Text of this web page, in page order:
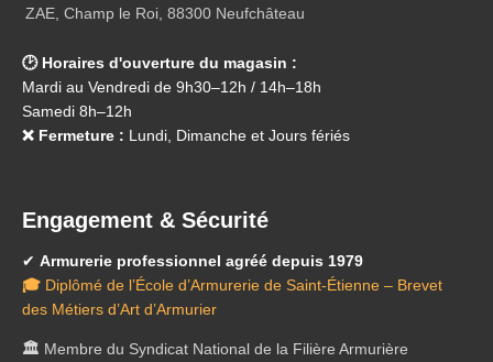
ZAE, Champ le Roi, 88300 Neufchâteau
🕑 Horaires d'ouverture du magasin :
Mardi au Vendredi de 9h30–12h / 14h–18h
Samedi 8h–12h
❌ Fermeture : Lundi, Dimanche et Jours fériés
Engagement & Sécurité
✔ Armurerie professionnel agréé depuis 1979
🎓 Diplômé de l’École d’Armurerie de Saint-Étienne – Brevet
des Métiers d’Art d’Armurier
🏛️ Membre du Syndicat National de la Filière Armurière